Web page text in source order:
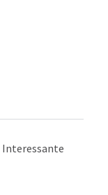
Interessante